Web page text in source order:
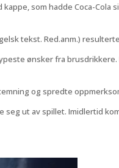
som hadde Coca-
tekst. Red.anm.)
ønsker fra
og spredte
ut av spillet. Imidlertid